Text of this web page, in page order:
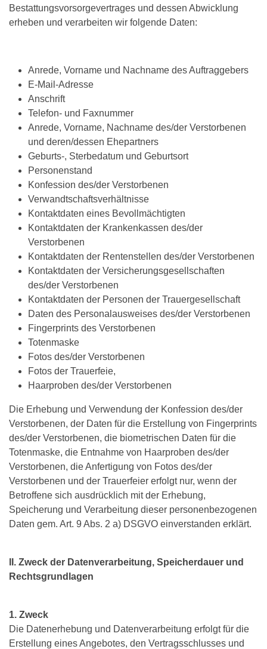
Bestattungsvorsorgevertrages und dessen Abwicklung
erheben und verarbeiten wir folgende Daten:
Anrede, Vorname und Nachname des Auftraggebers
E-Mail-Adresse
Anschrift
Telefon- und Faxnummer
Anrede, Vorname, Nachname des/der Verstorbenen
und deren/dessen Ehepartners
Geburts-, Sterbedatum und Geburtsort
Personenstand
Konfession des/der Verstorbenen
Verwandtschaftsverhältnisse
Kontaktdaten eines Bevollmächtigten
Kontaktdaten der Krankenkassen des/der
Verstorbenen
Kontaktdaten der Rentenstellen des/der Verstorbenen
Kontaktdaten der Versicherungsgesellschaften
des/der Verstorbenen
Kontaktdaten der Personen der Trauergesellschaft
Daten des Personalausweises des/der Verstorbenen
Fingerprints des Verstorbenen
Totenmaske
Fotos des/der Verstorbenen
Fotos der Trauerfeie,
Haarproben des/der Verstorbenen
Die Erhebung und Verwendung der Konfession des/der
Verstorbenen, der Daten für die Erstellung von Fingerprints
des/der Verstorbenen, die biometrischen Daten für die
Totenmaske, die Entnahme von Haarproben des/der
Verstorbenen, die Anfertigung von Fotos des/der
Verstorbenen und der Trauerfeier erfolgt nur, wenn der
Betroffene sich ausdrücklich mit der Erhebung,
Speicherung und Verarbeitung dieser personenbezogenen
Daten gem. Art. 9 Abs. 2 a) DSGVO einverstanden erklärt.
II. Zweck der Datenverarbeitung, Speicherdauer und
Rechtsgrundlagen
1. Zweck
Die Datenerhebung und Datenverarbeitung erfolgt für die
Erstellung eines Angebotes, den Vertragsschlusses und